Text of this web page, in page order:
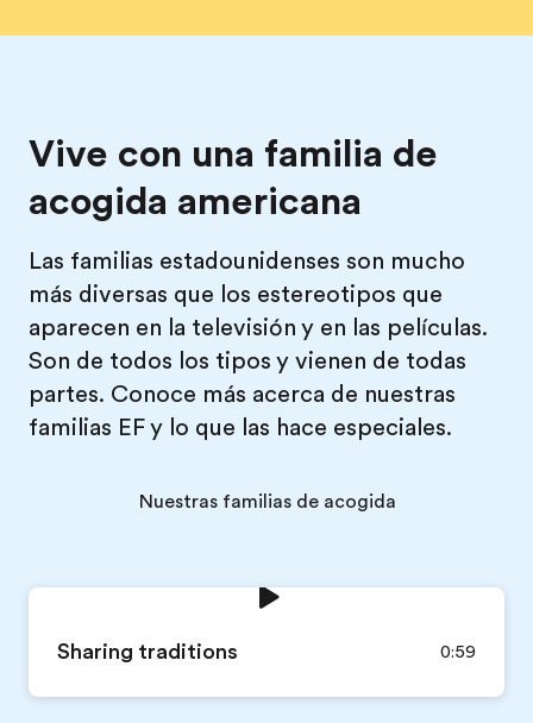
Vive con una familia de
acogida americana
Las familias estadounidenses son mucho
más diversas que los estereotipos que
aparecen en la televisión y en las películas.
Son de todos los tipos y vienen de todas
partes. Conoce más acerca de nuestras
familias EF y lo que las hace especiales.
Nuestras familias de acogida
Sharing traditions 0:59